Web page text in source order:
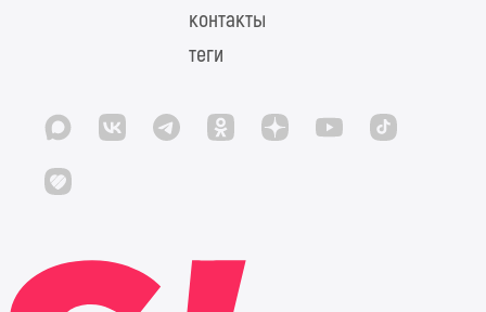
контакты
теги